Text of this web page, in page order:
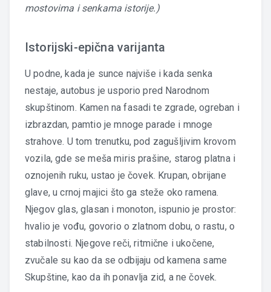
mostovima i senkama istorije.)
Istorijski-epična varijanta
U podne, kada je sunce najviše i kada senka
nestaje, autobus je usporio pred Narodnom
skupštinom. Kamen na fasadi te zgrade, ogreban i
izbrazdan, pamtio je mnoge parade i mnoge
strahove. U tom trenutku, pod zagušljivim krovom
vozila, gde se meša miris prašine, starog platna i
oznojenih ruku, ustao je čovek. Krupan, obrijane
glave, u crnoj majici što ga steže oko ramena.
Njegov glas, glasan i monoton, ispunio je prostor:
hvalio je vođu, govorio o zlatnom dobu, o rastu, o
stabilnosti. Njegove reči, ritmične i ukočene,
zvučale su kao da se odbijaju od kamena same
Skupštine, kao da ih ponavlja zid, a ne čovek.